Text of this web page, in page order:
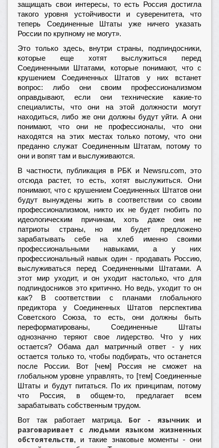
защищать свои интересы, то есть Россия достигла
такого уровня устойчивости и суверенитета, что
теперь Соединенные Штаты уже ничего указать
России по крупному не могут».
Это только здесь, внутри страны, подпиндосники,
которые еще хотят выслужиться перед
Соединенными Штатами, которые понимают, что с
крушением Соединенных Штатов у них встанет
вопрос: либо они своим профессионализмом
оправдывают, если они технические какие-то
специалисты, что они на этой должности могут
находиться, либо же они должны будут уйти. А они
понимают, что они не профессионалы, что они
находятся на этих местах только потому, что они
преданно служат Соединенным Штатам, потому то
они и вопят там и выслуживаются.
В частности, публикация в РБК и Newsru.com, это
отсюда растет, то есть, хотят выслужиться. Они
понимают, что с крушением Соединенных Штатов они
будут вынуждены жить в соответствии со своим
профессионализмом, никто их не будет гнобить по
идеологическим причинам, хоть даже они не
патриоты страны, но им будет предложено
зарабатывать себе на хлеб именно своими
профессиональными навыками, а у них
профессиональный навык один - продавать Россию,
выслуживаться перед Соединенными Штатами. А
этот мир уходит, и он уходит настолько, что для
подпиндосников это критично. Но ведь, уходит то он
как? В соответствии с планами глобального
предиктора у Соединенных Штатов перспектива
Советского Союза, то есть, они должны быть
переформатированы, Соединенные Штаты
однозначно теряют свое лидерство. Что у них
остается? Обама дал матричный ответ - у них
остается только то, чтобы подбирать, что останется
после России. Вот [чем] Россия не сможет на
глобальном уровне управлять, то [тем] Соединенные
Штаты и будут питаться. По их принципам, потому
что Россия, в общем-то, предлагает всем
зарабатывать собственным трудом.
Вот так работает матрица. Бог - язычник и
разговаривает с людьми языком жизненных
обстоятельств, и такие знаковые моменты - они